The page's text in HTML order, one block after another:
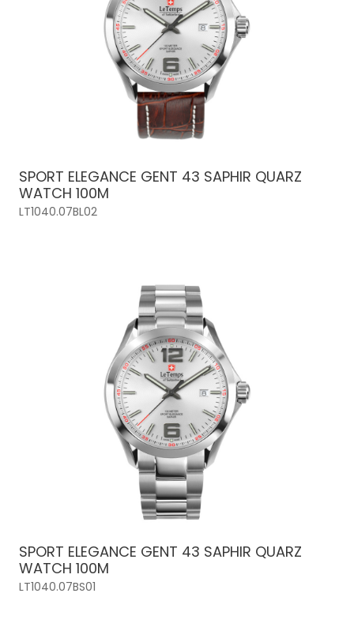
SPORT ELEGANCE GENT 43 SAPHIR QUARZ
WATCH 100M
LT1040.07BL02
SPORT ELEGANCE GENT 43 SAPHIR QUARZ
WATCH 100M
LT1040.07BS01